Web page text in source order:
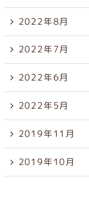
2022年8月
2022年7月
2022年6月
2022年5月
2019年11月
2019年10月